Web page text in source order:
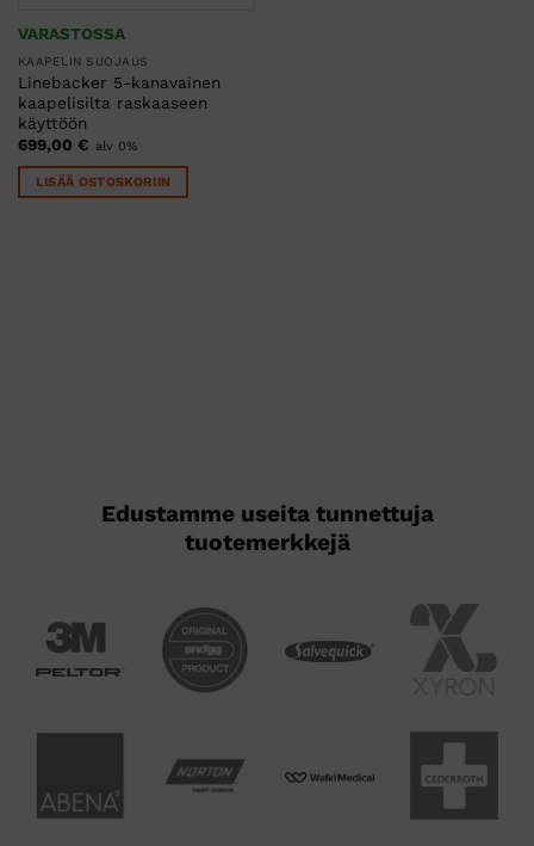
VARASTOSSA
KAAPELIN SUOJAUS
Linebacker 5-kanavainen
kaapelisilta raskaaseen
käyttöön
699,00 € alv 0%
LISÄÄ OSTOSKORIIN
Edustamme useita tunnettuja
tuotemerkkejä